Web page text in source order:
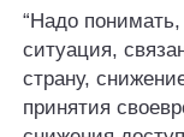
“Надо
ситуация,
страну,
принятия